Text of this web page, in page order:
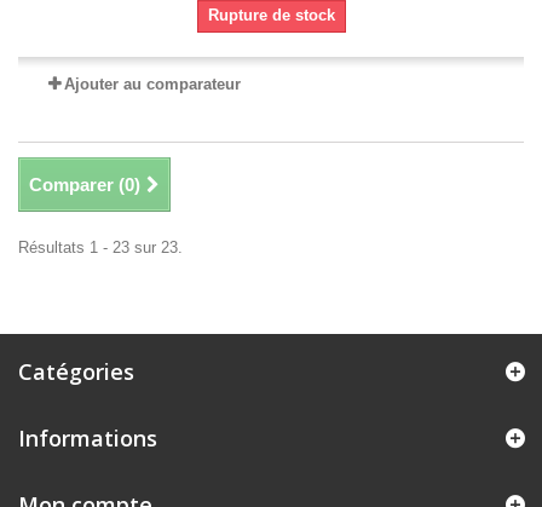
Rupture de stock
Ajouter au comparateur
Comparer (0)
Résultats 1 - 23 sur 23.
Catégories
Informations